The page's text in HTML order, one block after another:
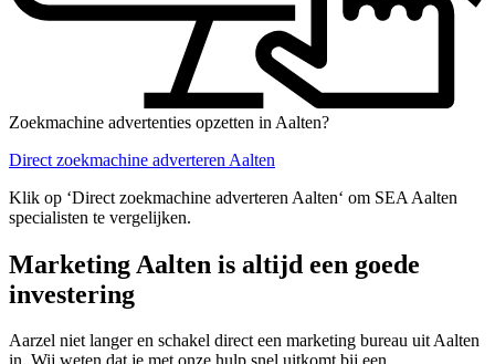
Zoekmachine advertenties opzetten in Aalten?
Direct zoekmachine adverteren Aalten
Klik op ‘Direct zoekmachine adverteren Aalten‘ om SEA Aalten
specialisten te vergelijken.
Marketing Aalten is altijd een goede
investering
Aarzel niet langer en schakel direct een marketing bureau uit Aalten